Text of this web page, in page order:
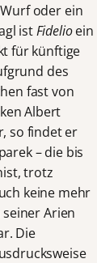
oder ein
istFidelioein
für künftige
des
fast von
Albert
so findet er
– die bis
trotz
keine mehr
Arien
Die